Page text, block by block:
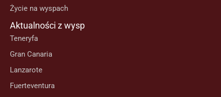
Życie na wyspach
Aktualności z wysp
Teneryfa
Gran Canaria
Lanzarote
Fuerteventura